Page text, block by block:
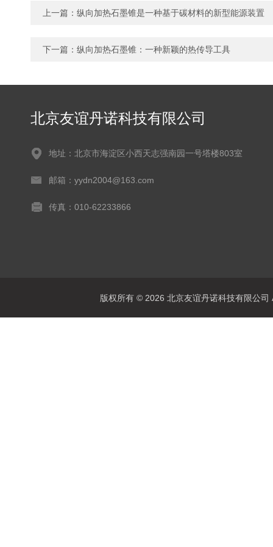
上一篇： 纵向加热石墨锥是一种基于碳材料的新型能源装置
下一篇： 纵向加热石墨锥：一种新颖的热传导工具
北京友谊丹诺科技有限公司
地址：北京市海淀区小西天志强南园一号塔楼803室
邮箱：yydn2004@163.com
传真：010-62233866
版权所有 © 2026 北京友谊丹诺科技有限